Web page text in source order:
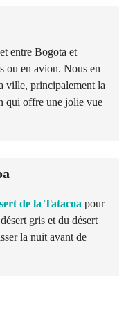
entre Bogota et
ou en avion. Nous en
ville, principalement la
qui offre une jolie vue
de la Tatacoa pour
gris et du désert
la nuit avant de